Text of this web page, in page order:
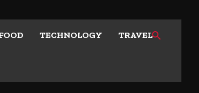
TECHNOLOGY TRAVEL